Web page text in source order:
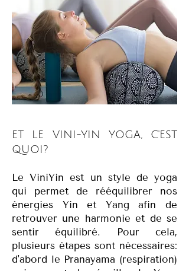
ET LE VINI-YIN YOGA, C'EST
QUOI?
Le ViniYin est un style de yoga
qui permet de rééquilibrer nos
énergies Yin et Yang afin de
retrouver une harmonie et de se
sentir équilibré. Pour cela,
plusieurs étapes sont nécessaires:
d'abord le Pranayama (respiration)